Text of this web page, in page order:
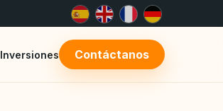
Inversiones Contáctanos